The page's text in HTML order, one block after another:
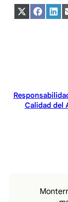
Compartir
en en en
Calidad del